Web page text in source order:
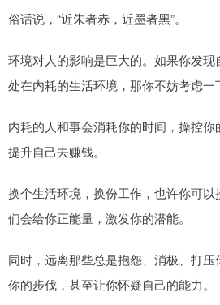
俗话说，“近朱者赤，近墨者黑”。
环境对人的影响是巨大的。如果你发现
处在内耗的生活环境，那你不妨考虑一
内耗的人和事会消耗你的时间，操控
提升自己去赚钱。
换个生活环境，换份工作，也许你可
们会给你正能量，激发你的潜能。
同时，远离那些总是抱怨、消极、打
你的步伐，甚至让你怀疑自己的能力。